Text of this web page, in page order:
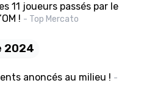
11 joueurs passés par le
! - Top Mercato
2024
anoncés au milieu ! -